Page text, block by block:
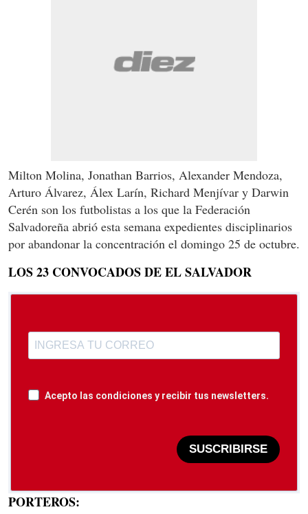
Milton Molina, Jonathan Barrios, Alexander Mendoza,
Arturo Álvarez, Álex Larín, Richard Menjívar y Darwin
Cerén son los futbolistas a los que la Federación
Salvadoreña abrió esta semana expedientes disciplinarios
por abandonar la concentración el domingo 25 de octubre.
LOS 23 CONVOCADOS DE EL SALVADOR
Acepto las condiciones y recibir tus newsletters.
SUSCRIBIRSE
PORTEROS: